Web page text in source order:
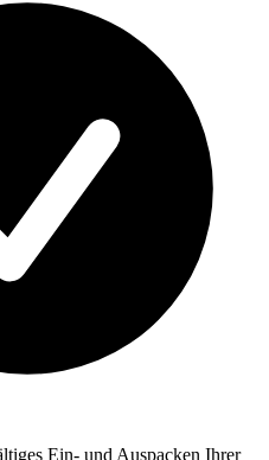
Ein- und Auspacken Ihrer